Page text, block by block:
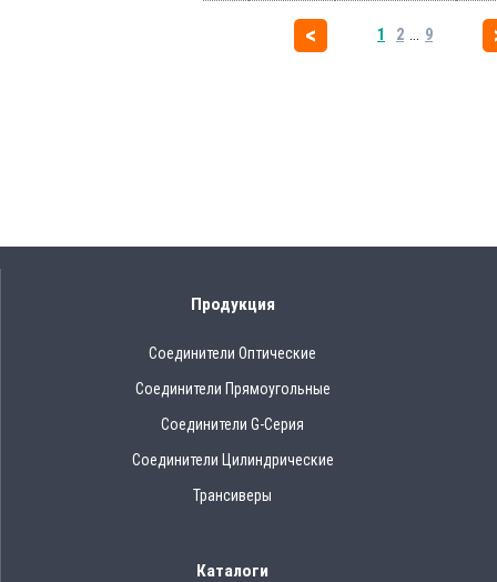
1 2 9
Продукция
Соединители Оптические
Соединители Прямоугольные
Соединители G-Серия
Соединители Цилиндрические
Трансиверы
Каталоги